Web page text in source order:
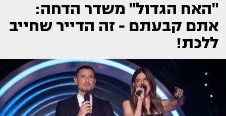
"האח הגדול" משדר הדחה:
אתם קבעתם - זה הדייר שחייב
ללכת!